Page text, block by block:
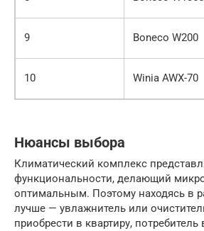
9 Boneco W200
10 Winia AWX-70
Нюансы выбора
Климатический комплекс
функциональности, делающий
оптимальным. Поэтому находясь в
лучше — увлажнитель или
приобрести в квартиру, потребитель